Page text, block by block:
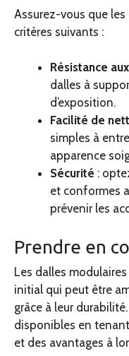
Assurez-vous que
critères suivants :
Résistance
dalles à
d’exposition.
Facilité de
simples à
apparence
Sécurité :
et conformes
prévenir les
Prendre en
Les dalles
initial qui peut être
grâce à leur
disponibles en
et des avantages à